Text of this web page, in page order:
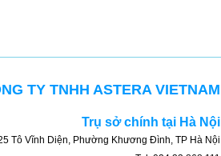
TY TNHH ASTERA VIETNAM
Trụ sở chính tại Hà Nội
Tô Vĩnh Diện, Phường Khương Đình, TP Hà Nội